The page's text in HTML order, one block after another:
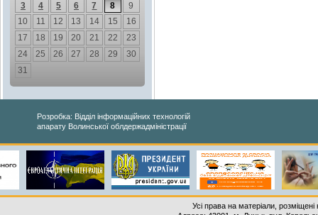
3
4 5 6 7 8
9
10
11 12 13 14 15
16
17
18 19 20 21 22
23
24
25 26 27 28 29
30
31
Розробка: Відділ інформаційних технологій
апарату Волинської облдержадміністрації
Усі права на матеріали,